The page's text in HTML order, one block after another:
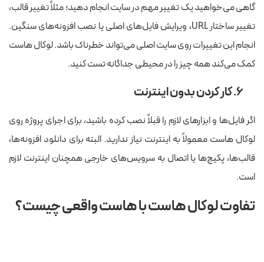
گاهی می‌خواهید یک تغییر مهم در سایت انجام دهید؛ مثلاً تغییر قالب،
تغییر ساختار URL، ویرایش فایل‌های اصلی یا نصب افزونه‌های سنگین.
انجام این تغییرات روی سایت اصلی می‌تواند خطرناک باشد. لوکال هاست
کمک می‌کند همه چیز را در محیطی جداگانه تست کنید.
۶. کار کردن بدون اینترنت
اگر فایل‌ها و ابزارهای لازم را قبلاً نصب کرده باشید، برای اجرای پروژه روی
لوکال هاست معمولاً به اینترنت نیاز ندارید. البته برای دانلود افزونه‌ها،
قالب‌ها، پکیج‌ها یا اتصال به سرویس‌های خارجی همچنان اینترنت لازم
است.
تفاوت لوکال هاست با هاست واقعی چیست؟